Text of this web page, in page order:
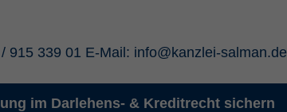
915 339 01 E-Mail: info@ kanzlei-salman.de
im Darlehens- & Kreditrecht sichern